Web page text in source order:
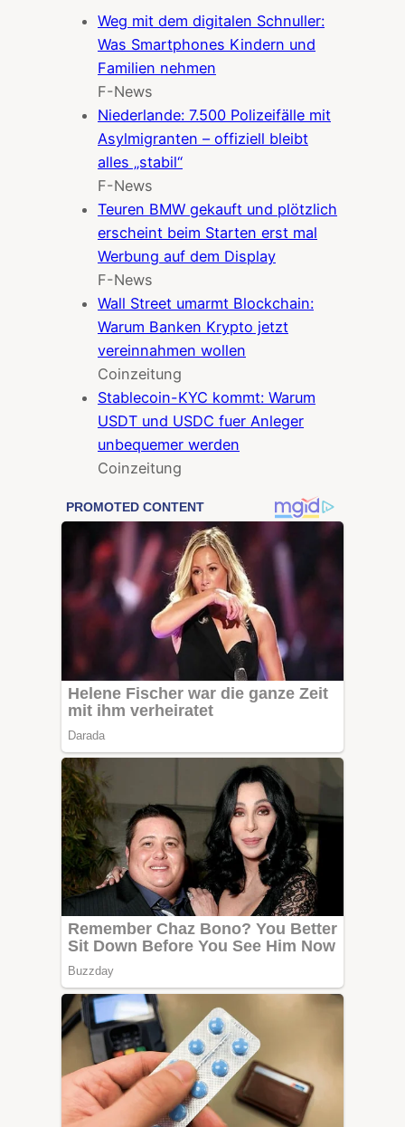
Weg mit dem digitalen Schnuller:
Was Smartphones Kindern und
Familien nehmen
F-News
Niederlande: 7.500 Polizeifälle mit
Asylmigranten – offiziell bleibt
alles „stabil“
F-News
Teuren BMW gekauft und plötzlich
erscheint beim Starten erst mal
Werbung auf dem Display
F-News
Wall Street umarmt Blockchain:
Warum Banken Krypto jetzt
vereinnahmen wollen
Coinzeitung
Stablecoin-KYC kommt: Warum
USDT und USDC fuer Anleger
unbequemer werden
Coinzeitung